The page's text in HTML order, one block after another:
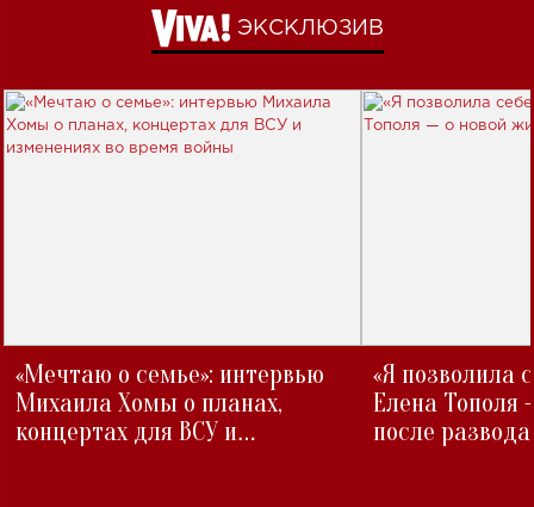
ЭКСКЛЮЗИВ
«Мечтаю о семье»: интервью
Михаила Хомы о планах,
концертах для ВСУ и
«Я позволила
Елена Тополя
после развода